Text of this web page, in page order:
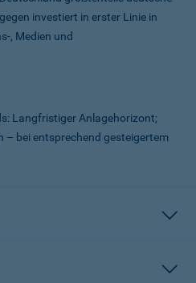
investiert in erster Linie in
, Medien und
Langfristiger Anlagehorizont;
– bei entsprechend gesteigertem